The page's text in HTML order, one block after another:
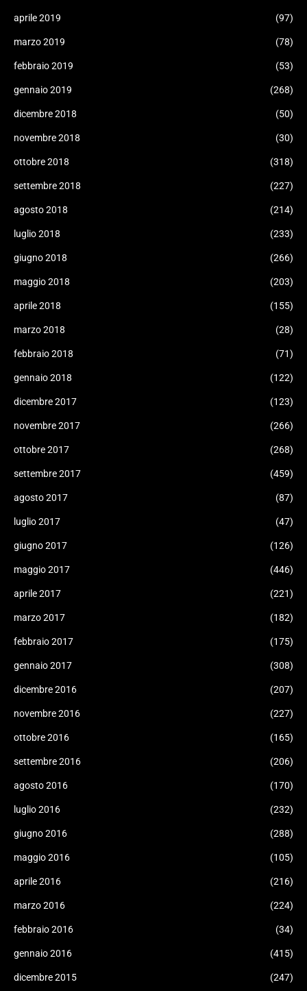
aprile 2019 (97)
marzo 2019 (78)
febbraio 2019 (53)
gennaio 2019 (268)
dicembre 2018 (50)
novembre 2018 (30)
ottobre 2018 (318)
settembre 2018 (227)
agosto 2018 (214)
luglio 2018 (233)
giugno 2018 (266)
maggio 2018 (203)
aprile 2018 (155)
marzo 2018 (28)
febbraio 2018 (71)
gennaio 2018 (122)
dicembre 2017 (123)
novembre 2017 (266)
ottobre 2017 (268)
settembre 2017 (459)
agosto 2017 (87)
luglio 2017 (47)
giugno 2017 (126)
maggio 2017 (446)
aprile 2017 (221)
marzo 2017 (182)
febbraio 2017 (175)
gennaio 2017 (308)
dicembre 2016 (207)
novembre 2016 (227)
ottobre 2016 (165)
settembre 2016 (206)
agosto 2016 (170)
luglio 2016 (232)
giugno 2016 (288)
maggio 2016 (105)
aprile 2016 (216)
marzo 2016 (224)
febbraio 2016 (34)
gennaio 2016 (415)
dicembre 2015 (247)